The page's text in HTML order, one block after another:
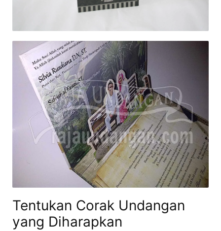
Tentukan Corak Undangan
yang Diharapkan